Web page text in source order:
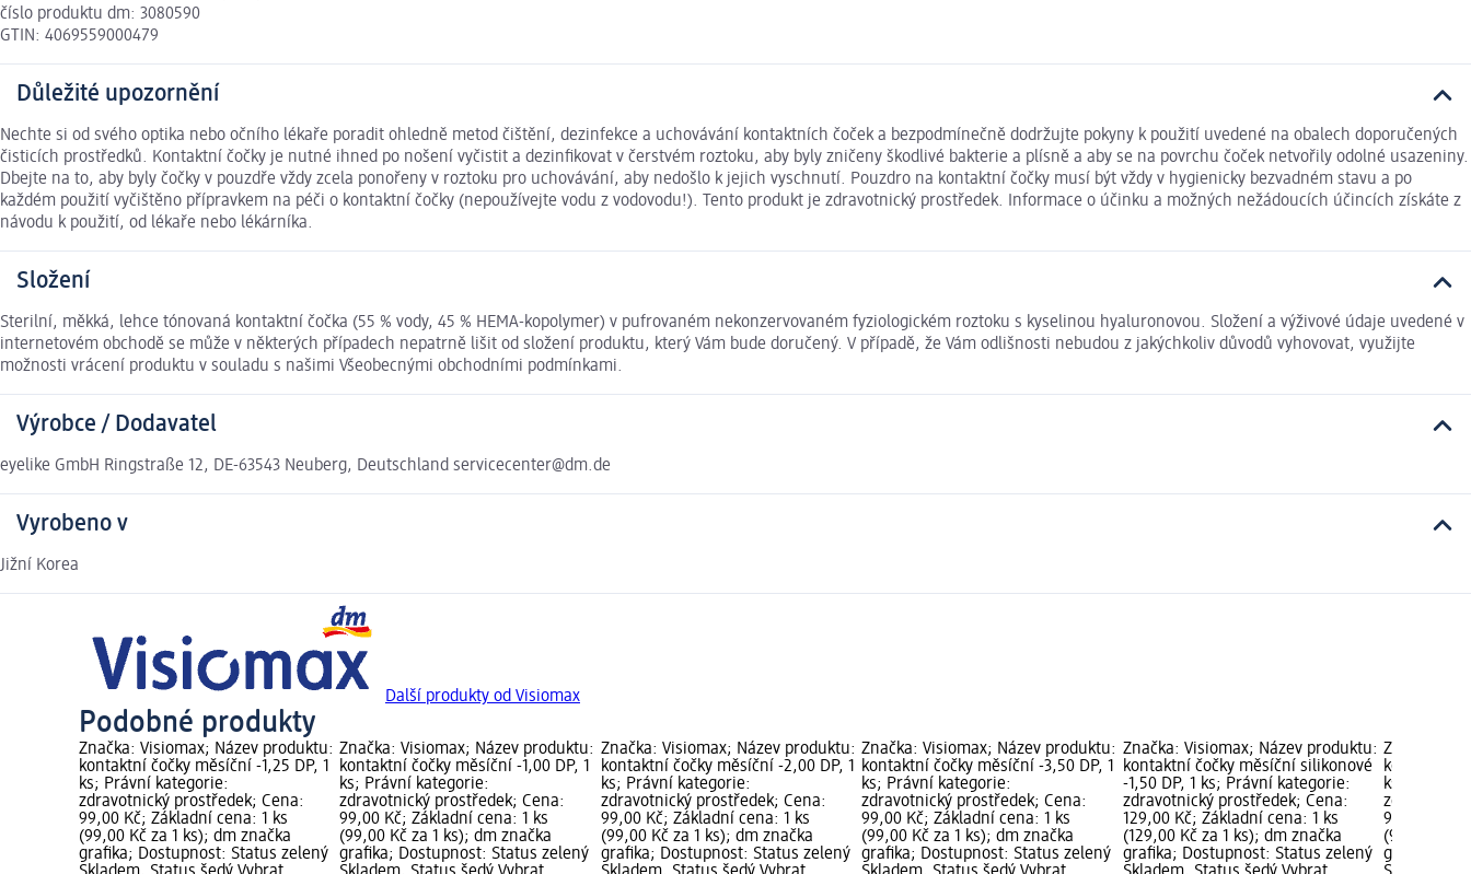
číslo produktu dm: 3080590
GTIN: 4069559000479
Důležité upozornění
Nechte si od svého optika nebo očního lékaře poradit ohledně metod čištění, dezinfekce a uchovávání kontaktních čoček a bezpodmínečně dodržujte pokyny k použití uvedené na obalech doporučených
čisticích prostředků. Kontaktní čočky je nutné ihned po nošení vyčistit a dezinfikovat v čerstvém roztoku, aby byly zničeny škodlivé bakterie a plísně a aby se na povrchu čoček netvořily odolné usazeniny.
Dbejte na to, aby byly čočky v pouzdře vždy zcela ponořeny v roztoku pro uchovávání, aby nedošlo k jejich vyschnutí. Pouzdro na kontaktní čočky musí být vždy v hygienicky bezvadném stavu a po
každém použití vyčištěno přípravkem na péči o kontaktní čočky (nepoužívejte vodu z vodovodu!). Tento produkt je zdravotnický prostředek. Informace o účinku a možných nežádoucích účincích získáte z
návodu k použití, od lékaře nebo lékárníka.
Složení
Sterilní, měkká, lehce tónovaná kontaktní čočka (55 % vody, 45 % HEMA-kopolymer) v pufrovaném nekonzervovaném fyziologickém roztoku s kyselinou hyaluronovou. Složení a výživové údaje uvedené v
internetovém obchodě se může v některých případech nepatrně lišit od složení produktu, který Vám bude doručený. V případě, že Vám odlišnosti nebudou z jakýchkoliv důvodů vyhovovat, využijte
možnosti vrácení produktu v souladu s našimi Všeobecnými obchodními podmínkami.
Výrobce / Dodavatel
eyelike GmbH Ringstraße 12, DE-63543 Neuberg, Deutschland servicecenter@dm.de
Vyrobeno v
Jižní Korea
Další produkty od Visiomax
Podobné produkty
Značka: Visiomax; Název produktu:
kontaktní čočky měsíční -1,25 DP, 1
ks; Právní kategorie:
zdravotnický prostředek; Cena:
99,00 Kč; Základní cena: 1 ks
(99,00 Kč za 1 ks); dm značka
grafika; Dostupnost: Status zelený
Značka: Visiomax; Název produktu:
kontaktní čočky měsíční -1,00 DP, 1
ks; Právní kategorie:
zdravotnický prostředek; Cena:
99,00 Kč; Základní cena: 1 ks
(99,00 Kč za 1 ks); dm značka
grafika; Dostupnost: Status zelený
Značka: Visiomax; Název produktu:
kontaktní čočky měsíční -2,00 DP, 1
ks; Právní kategorie:
zdravotnický prostředek; Cena:
99,00 Kč; Základní cena: 1 ks
(99,00 Kč za 1 ks); dm značka
grafika; Dostupnost: Status zelený
Značka: Visiomax; Název produktu:
kontaktní čočky měsíční -3,50 DP, 1
ks; Právní kategorie:
zdravotnický prostředek; Cena:
99,00 Kč; Základní cena: 1 ks
(99,00 Kč za 1 ks); dm značka
grafika; Dostupnost: Status zelený
Značka: Visiomax; Název produktu:
kontaktní čočky měsíční silikonové
-1,50 DP, 1 ks; Právní kategorie:
zdravotnický prostředek; Cena:
129,00 Kč; Základní cena: 1 ks
(129,00 Kč za 1 ks); dm značka
grafika; Dostupnost: Status zelený
Značka:
kontaktní
ks; Právní
99,00 Kč;
(99,00 Kč
grafika;